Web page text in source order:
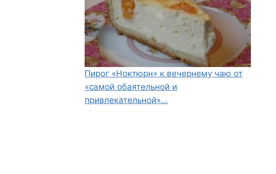
Пирог «Ноктюрн» к вечернему чаю от
«самой обаятельной и
привлекательной»…